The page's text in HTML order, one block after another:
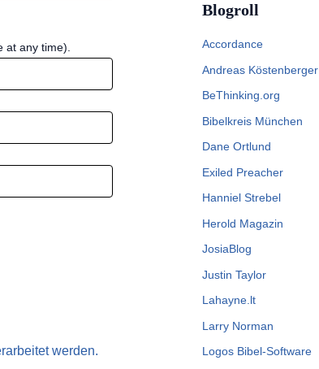
any time).
werden.
Blogroll
Accordance
Andreas Köstenberger
BeThinking.org
Bibelkreis München
Dane Ortlund
Exiled Preacher
Hanniel Strebel
Herold Magazin
JosiaBlog
Justin Taylor
Lahayne.lt
Larry Norman
Logos Bibel-Software